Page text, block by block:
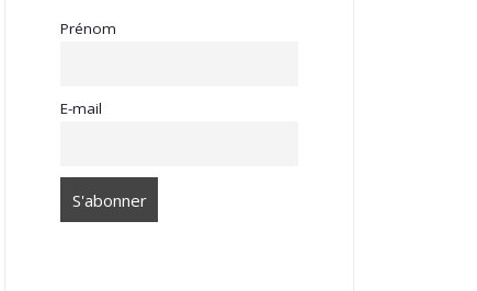
Prénom
E-mail